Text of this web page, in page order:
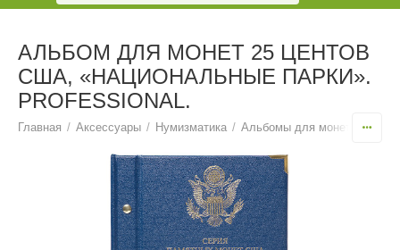
АЛЬБОМ ДЛЯ МОНЕТ 25 ЦЕНТОВ
США, «НАЦИОНАЛЬНЫЕ ПАРКИ».
PROFESSIONAL.
Главная / Аксессуары / Нумизматика / Альбомы для монет